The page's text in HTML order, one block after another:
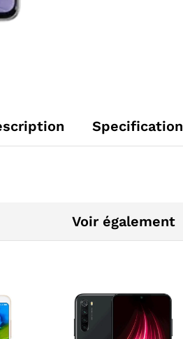
Specification
Voir également